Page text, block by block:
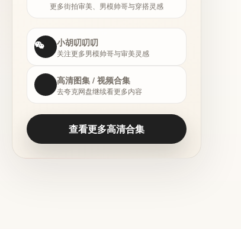
更多街拍审美、男模帅哥与穿搭灵感
小胡叨叨叨
关注更多男模帅哥与审美灵感
高清图集 / 视频合集
去夸克网盘继续看更多内容
查看更多高清合集